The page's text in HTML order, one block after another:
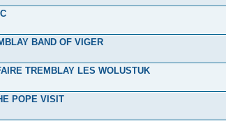
BAND OF VIGER
TREMBLAY LES WOLUSTUK
POPE VISIT